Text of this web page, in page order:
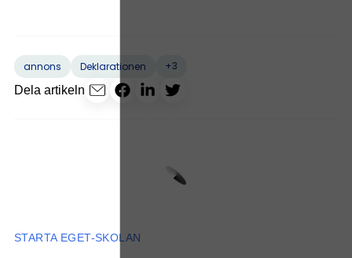
annons Deklarationen
+3
Dela artikeln
STARTA EGET-SKOLAN